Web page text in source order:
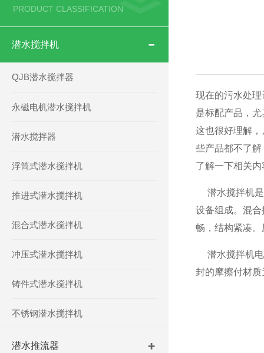
PRODUCT CLASSIFICATION
潜水搅拌机
QJB潜水搅拌器
永磁电机潜水搅拌机
潜水搅拌器
浮筒式潜水搅拌机
推进式潜水搅拌机
混合式潜水搅拌机
冲压式潜水搅拌机
铸件式潜水搅拌机
不锈钢潜水搅拌机
潜水推流器
现在的污水处
是标配产品，
这也很好理解
些产品都不了
了解一下相关内
潜水搅拌机是
设备组成。混
畅，结构紧凑
潜水搅拌机电
封的摩擦付材